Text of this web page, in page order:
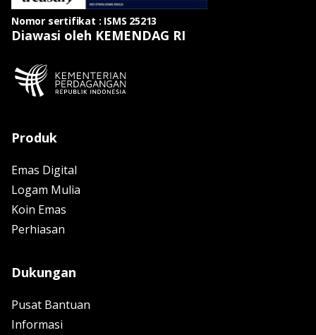
Nomor sertifikat : ISMS 25213
Diawasi oleh KEMENDAG RI
Produk
Emas Digital
Logam Mulia
Koin Emas
Perhiasan
Dukungan
Pusat Bantuan
Informasi